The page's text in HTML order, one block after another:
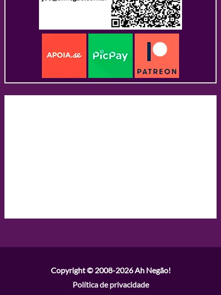
Copyright © 2008-2026Ah Negão!
Política de privacidade